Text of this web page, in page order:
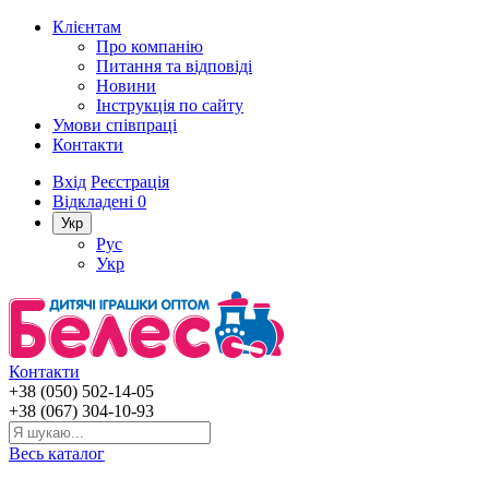
Клієнтам
Про компанію
Питання та відповіді
Новини
Інструкція по сайту
Умови співпраці
Контакти
Вхід Реєстрація
Відкладені 0
Укр
Рус
Укр
Контакти
+38 (050) 502-14-05
+38 (067) 304-10-93
Весь каталог